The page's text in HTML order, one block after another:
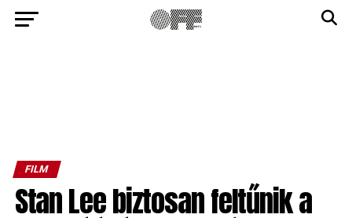
FILM
Stan Lee biztosan feltűnik a